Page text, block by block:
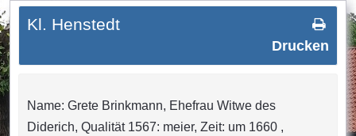
Drucken
Kl. Henstedt
Name: Grete Brinkmann, Ehefrau Witwe des
Diderich, Qualität 1567: meier, Zeit: um 1660 ,